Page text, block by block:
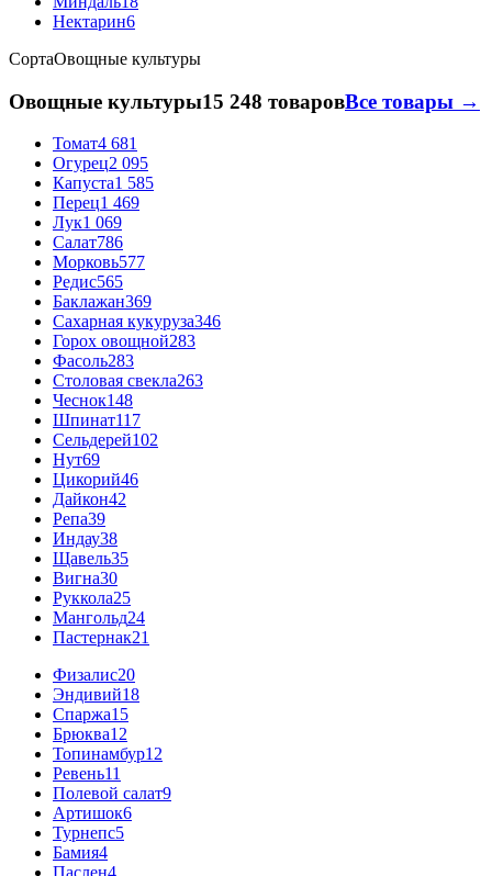
Нектарин6
СортаОвощные культуры
Овощные культуры15 248 товаровВсе товары →
Томат4 681
Огурец2 095
Капуста1 585
Перец1 469
Лук1 069
Салат786
Морковь577
Редис565
Баклажан369
Сахарная кукуруза346
Горох овощной283
Фасоль283
Столовая свекла263
Чеснок148
Шпинат117
Сельдерей102
Нут69
Цикорий46
Дайкон42
Репа39
Индау38
Щавель35
Вигна30
Руккола25
Мангольд24
Пастернак21
Физалис20
Эндивий18
Спаржа15
Брюква12
Топинамбур12
Ревень11
Полевой салат9
Артишок6
Турнепс5
Бамия4